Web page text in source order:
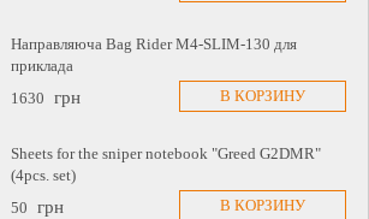
Направляюча Bag Rider M4-SLIM-130 для
приклада
1630 грн В КОРЗИНУ
Sheets for the sniper notebook "Greed G2DMR"
(4pcs. set)
50 грн В КОРЗИНУ